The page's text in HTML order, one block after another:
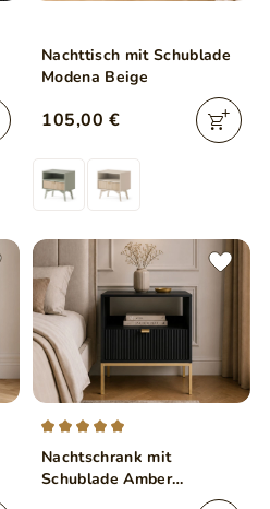
Nachttisch mit Schublade
Modena Beige
105,00 €
Nachtschrank mit
Schublade Amber